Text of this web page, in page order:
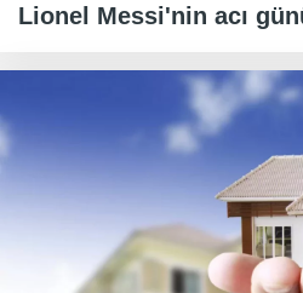
Lionel Messi'nin acı